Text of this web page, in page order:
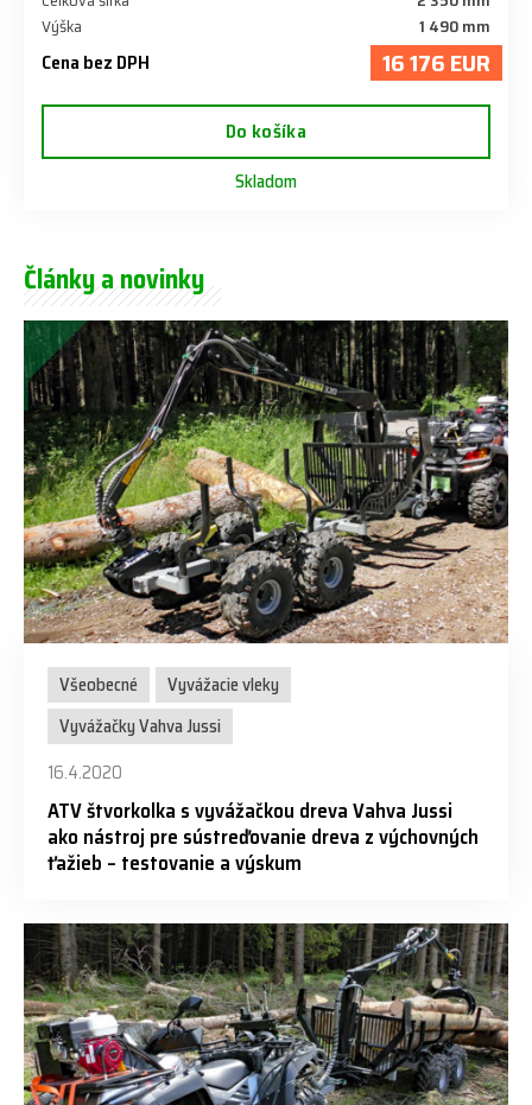
Výška
1 490 mm
Cena bez DPH 16 176 EUR
Do košíka
Skladom
Články a novinky
Všeobecné
Vyvážacie vleky
Vyvážačky Vahva Jussi
16.4.2020
ATV štvorkolka s vyvážačkou dreva Vahva Jussi
ako nástroj pre sústreďovanie dreva z výchovných
ťažieb – testovanie a výskum